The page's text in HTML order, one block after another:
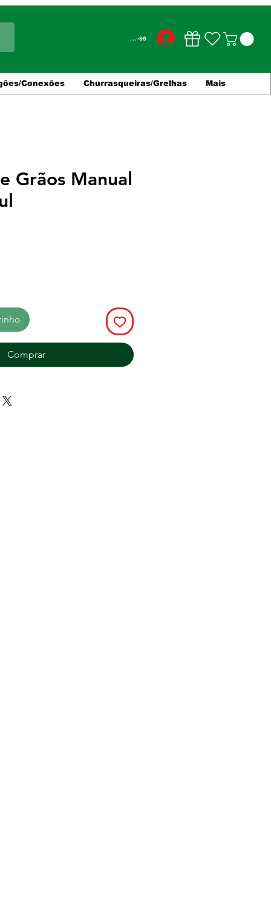
Conecte-se
Conexões Churrasqueiras/Grelhas Mais
Grãos Manual
Comprar